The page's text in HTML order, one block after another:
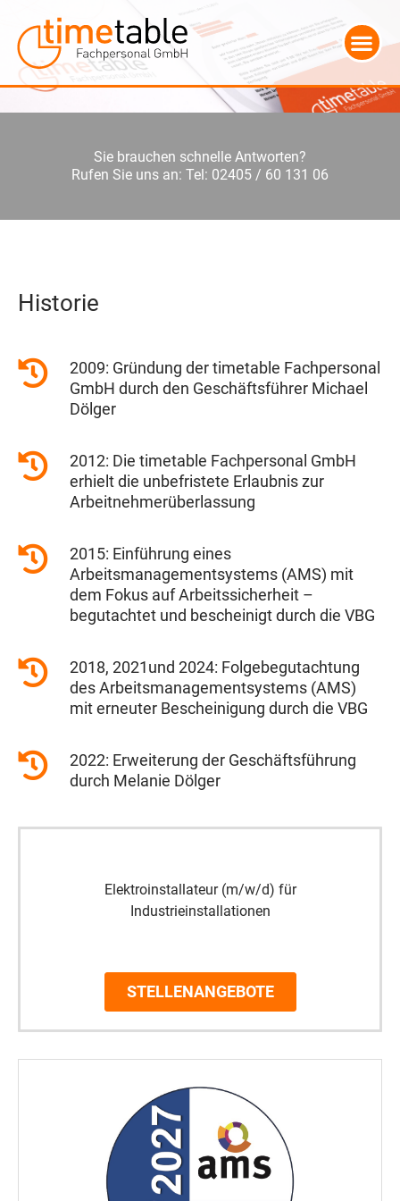
Sie brauchen schnelle Antworten?
Rufen Sie uns an: Tel: 02405 / 60 131 06
Historie
2009: Gründung der timetable Fachpersonal
GmbH durch den Geschäftsführer Michael
Dölger
2012: Die timetable Fachpersonal GmbH
erhielt die unbefristete Erlaubnis zur
Arbeitnehmerüberlassung
2015: Einführung eines
Arbeitsmanagementsystems (AMS) mit
dem Fokus auf Arbeitssicherheit –
begutachtet und bescheinigt durch die VBG
2018, 2021und 2024: Folgebegutachtung
des Arbeitsmanagementsystems (AMS)
mit erneuter Bescheinigung durch die VBG
2022: Erweiterung der Geschäftsführung
durch Melanie Dölger
Elektroinstallateur (m/w/d) für
Industrieinstallationen
STELLENANGEBOTE